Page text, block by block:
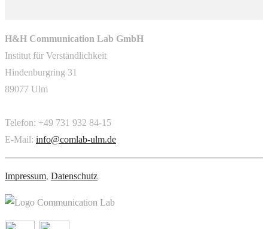
H&H Communication Lab GmbH
Institut für Verständlichkeit
Hindenburgring 31
89077 Ulm
Telefon: +49 731 932 84-15
E-Mail: info@comlab-ulm.de
Impressum, Datenschutz